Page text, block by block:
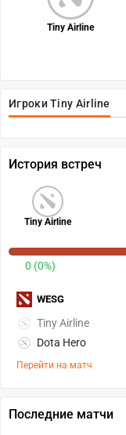
Игроки Tiny Airline
Tiny Airline
История встреч
Tiny Airline
0 (0%)
Tiny Airline
Dota Hero
Перейти на матч
WESG
Последние матчи